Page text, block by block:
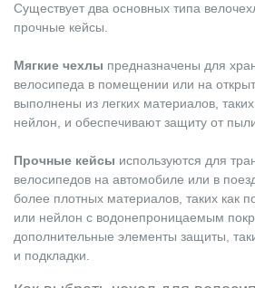
Существует два основных типа
прочные кейсы.
Мягкие чехлы предназначены для
велосипеда в помещении или на
выполнены из легких материалов,
нейлон, и обеспечивают защиту от пыли
Прочные кейсы используются для
велосипедов на автомобиле или в
более плотных материалов, таких как
или нейлон с водонепроницаемым
дополнительные элементы защиты,
и подкладки.